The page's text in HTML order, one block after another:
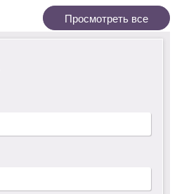
Просмотреть все